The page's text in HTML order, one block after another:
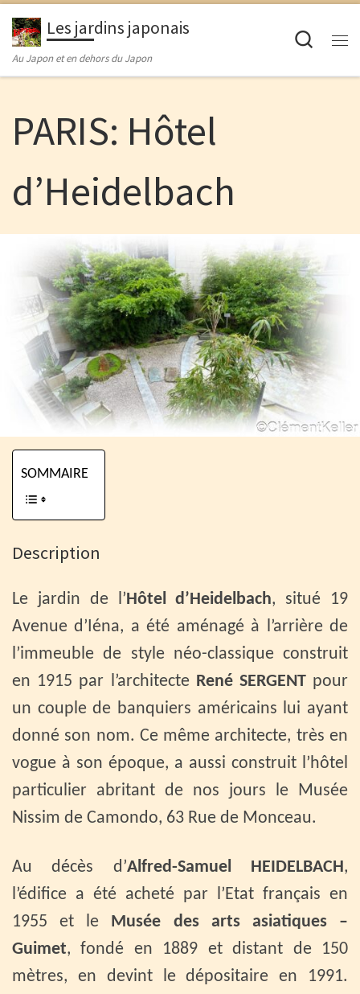
Passer au contenu
Les jardins japonais
Au Japon et en dehors du Japon
PARIS: Hôtel
d’Heidelbach
SOMMAIRE
Description
Le jardin de l’Hôtel d’Heidelbach, situé 19
Avenue d’Iéna, a été aménagé à l’arrière de
l’immeuble de style néo-classique construit
en 1915 par l’architecte René SERGENTpour
un couple de banquiers américains lui ayant
donné son nom. Ce même architecte, très en
vogue à son époque, a aussi construit l’hôtel
particulier abritant de nos jours le Musée
Nissim de Camondo, 63 Rue de Monceau.
Au décès d’Alfred-Samuel HEIDELBACH,
l’édifice a été acheté par l’Etat français en
1955 et le Musée des arts asiatiques –
Guimet, fondé en 1889 et distant de 150
mètres, en devint le dépositaire en 1991.